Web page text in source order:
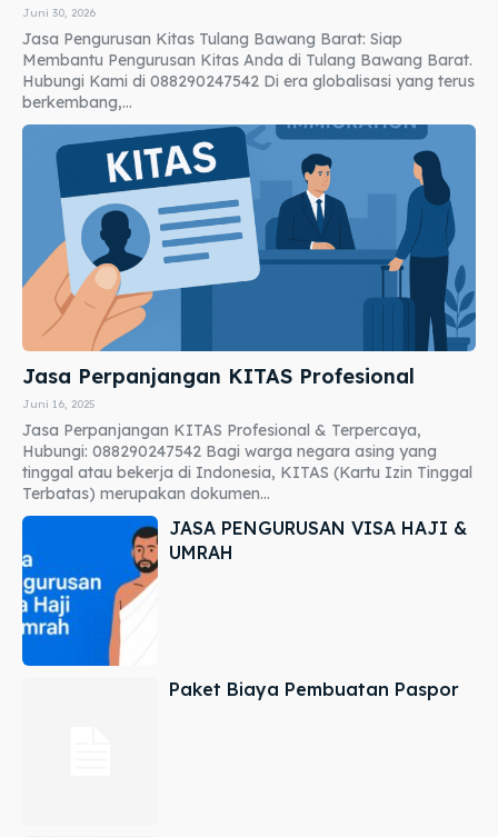
Juni 30, 2026
Jasa Pengurusan Kitas Tulang Bawang Barat: Siap
Membantu Pengurusan Kitas Anda di Tulang Bawang Barat.
Hubungi Kami di 088290247542 Di era globalisasi yang terus
berkembang,...
Jasa Perpanjangan KITAS Profesional
Juni 16, 2025
Jasa Perpanjangan KITAS Profesional & Terpercaya,
Hubungi: 088290247542 Bagi warga negara asing yang
tinggal atau bekerja di Indonesia, KITAS (Kartu Izin Tinggal
Terbatas) merupakan dokumen...
JASA PENGURUSAN VISA HAJI &
UMRAH
Paket Biaya Pembuatan Paspor